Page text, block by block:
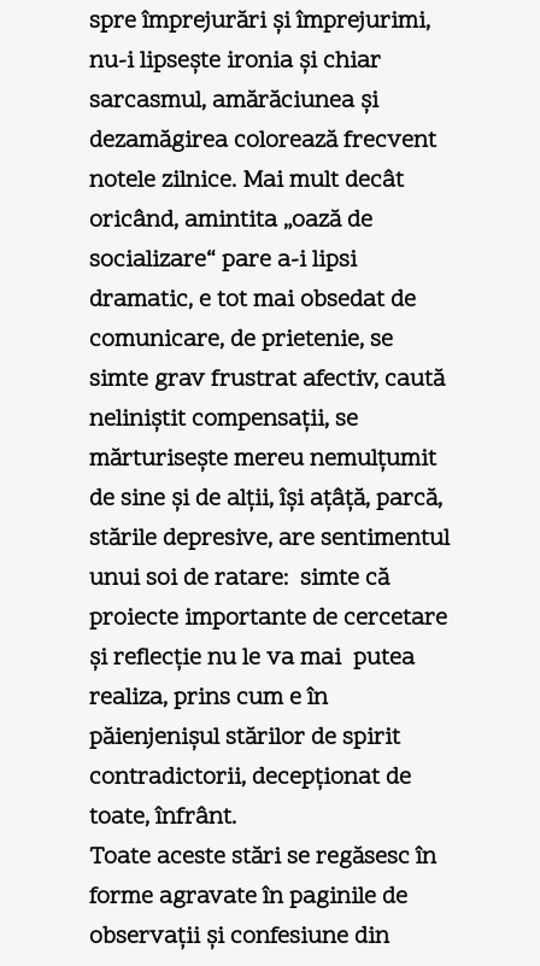
spre împrejurări şi împrejurimi,
nu-i lipseşte ironia şi chiar
sarcasmul, amărăciunea şi
dezamăgirea colorează frecvent
notele zilnice. Mai mult decât
oricând, amintita „oază de
socializare“ pare a-i lipsi
dramatic, e tot mai obsedat de
comunicare, de prietenie, se
simte grav frustrat afectiv, caută
neliniştit compensaţii, se
mărturiseşte mereu nemulţumit
de sine şi de alţii, îşi aţâţă, parcă,
stările depresive, are sentimentul
unui soi de ratare: simte că
proiecte importante de cercetare
şi reflecţie nu le va mai putea
realiza, prins cum e în
păienjenişul stărilor de spirit
contradictorii, decepţionat de
toate, înfrânt.
Toate aceste stări se regăsesc în
forme agravate în paginile de
observaţii şi confesiune din